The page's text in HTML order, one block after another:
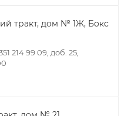
тракт, дом № 1Ж, Бокс
214 99 09, доб. 25,